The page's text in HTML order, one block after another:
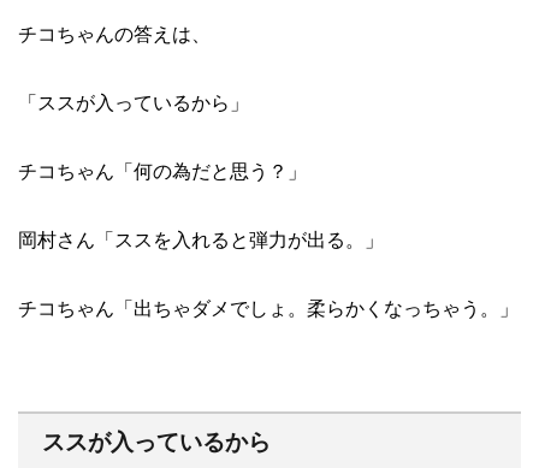
チコちゃんの答えは、
「ススが入っているから」
チコちゃん「何の為だと思う？」
岡村さん「ススを入れると弾力が出る。」
チコちゃん「出ちゃダメでしょ。柔らかくなっちゃう。」
ススが入っているから